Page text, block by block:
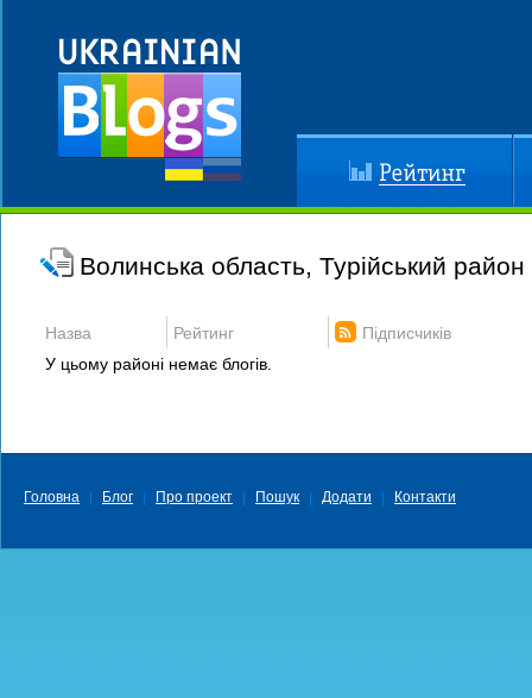
Рейтинг
Волинська область, Турійський район
Назва Рейтинг
Підписчиків
У цьому районі немає блогів.
Головна Блог Про проект Пошук Додати Контакти